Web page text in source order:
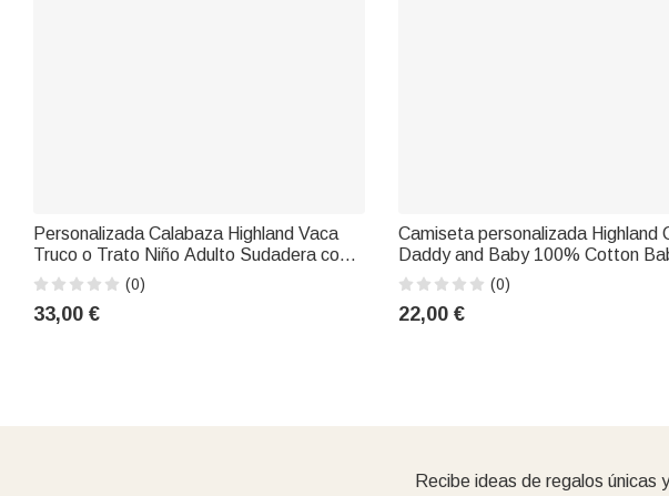
Personalizada Calabaza Highland Vaca
Truco o Trato Niño Adulto Sudadera con
nombre a juego Mamá y yo traje de
Halloween Regalo para la familia
(0)
33,00 €
Camiseta personalizada Highland
Daddy and Baby 100% Cotton
Onesie Matching Outfit Nuestro
del padre juntos Regalo para el
papá Bebé
(0)
22,00 €
Recibe ideas de regalos únicas